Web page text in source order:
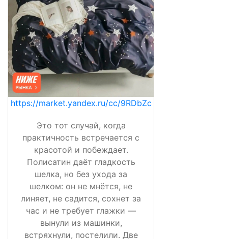
https://market.yandex.ru/cc/9RDbZc
Это тот случай, когда
практичность встречается с
красотой и побеждает.
Полисатин даёт гладкость
шелка, но без ухода за
шелком: он не мнётся, не
линяет, не садится, сохнет за
час и не требует глажки —
вынули из машинки,
встряхнули, постелили. Две